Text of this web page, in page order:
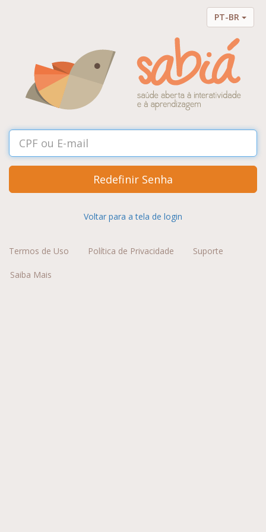
PT-BR
Redefinir Senha
Voltar para a tela de login
Termos de Uso Política de Privacidade Suporte
Saiba Mais